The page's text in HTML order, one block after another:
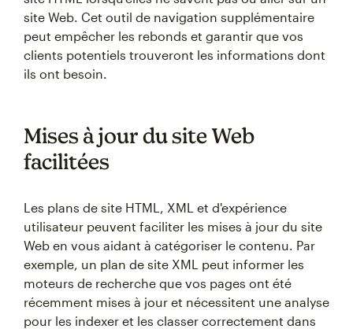
site Web. Cet outil de navigation supplémentaire
peut empêcher les rebonds et garantir que vos
clients potentiels trouveront les informations dont
ils ont besoin.
Mises à jour du site Web
facilitées
Les plans de site HTML, XML et d'expérience
utilisateur peuvent faciliter les mises à jour du site
Web en vous aidant à catégoriser le contenu. Par
exemple, un plan de site XML peut informer les
moteurs de recherche que vos pages ont été
récemment mises à jour et nécessitent une analyse
pour les indexer et les classer correctement dans